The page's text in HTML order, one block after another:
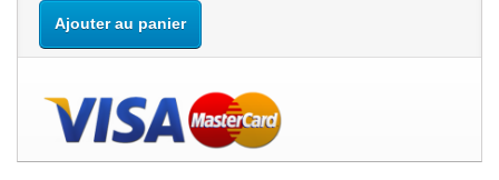
Ajouter au panier